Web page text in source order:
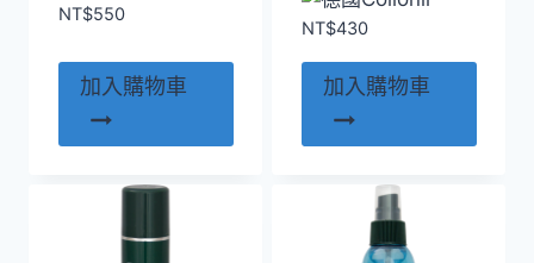
NT$550
加入購物車
NT$430
加入購物車